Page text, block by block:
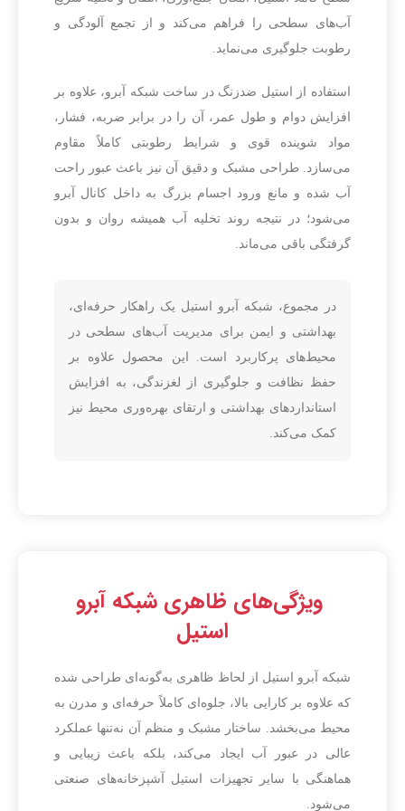
آب‌های سطحی را فراهم می‌کند و از تجمع آلودگی و
رطوبت جلوگیری می‌نماید.
استفاده از استیل ضدزنگ در ساخت شبکه آبرو، علاوه بر
افزایش دوام و طول عمر، آن را در برابر ضربه، فشار،
مواد شوینده قوی و شرایط رطوبتی کاملاً مقاوم
می‌سازد. طراحی مشبک و دقیق آن نیز باعث عبور راحت
آب شده و مانع ورود اجسام بزرگ به داخل کانال آبرو
می‌شود؛ در نتیجه روند تخلیه آب همیشه روان و بدون
گرفتگی باقی می‌ماند.
در مجموع، شبکه آبرو استیل یک راهکار حرفه‌ای،
بهداشتی و ایمن برای مدیریت آب‌های سطحی در
محیط‌های پرکاربرد است. این محصول علاوه بر
حفظ نظافت و جلوگیری از لغزندگی، به افزایش
استانداردهای بهداشتی و ارتقای بهره‌وری محیط نیز
کمک می‌کند.
ویژگی‌های ظاهری شبکه آبرو
استیل
شبکه آبرو استیل از لحاظ ظاهری به‌گونه‌ای طراحی شده
که علاوه بر کارایی بالا، جلوه‌ای کاملاً حرفه‌ای و مدرن به
محیط می‌بخشد. ساختار مشبک و منظم آن نه‌تنها عملکرد
عالی در عبور آب ایجاد می‌کند، بلکه باعث زیبایی و
هماهنگی با سایر تجهیزات استیل آشپزخانه‌های صنعتی
می‌شود.